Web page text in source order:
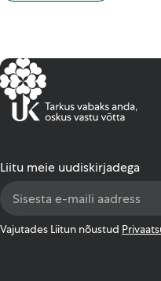
Liitu meie uudiskirjadega
Address
Vajutades Liitun nõustud